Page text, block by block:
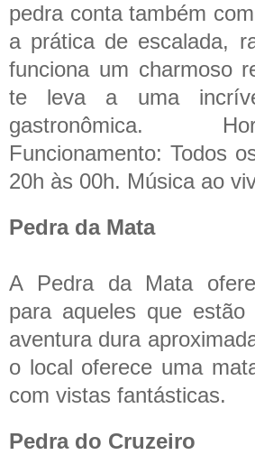
pedra conta também
a prática de escalada,
funciona um charmoso
te leva a uma
gastronômica.
Funcionamento: Todos
20h às 00h. Música ao
Pedra da Mata
A Pedra da Mata
para aqueles que estão
aventura dura
o local oferece uma
com vistas fantásticas.
Pedra do Cruzeiro